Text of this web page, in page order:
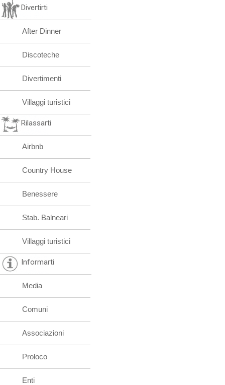
Divertirti
After Dinner
Discoteche
Divertimenti
Villaggi turistici
Rilassarti
Airbnb
Country House
Benessere
Stab. Balneari
Villaggi turistici
Informarti
Media
Comuni
Associazioni
Proloco
Enti